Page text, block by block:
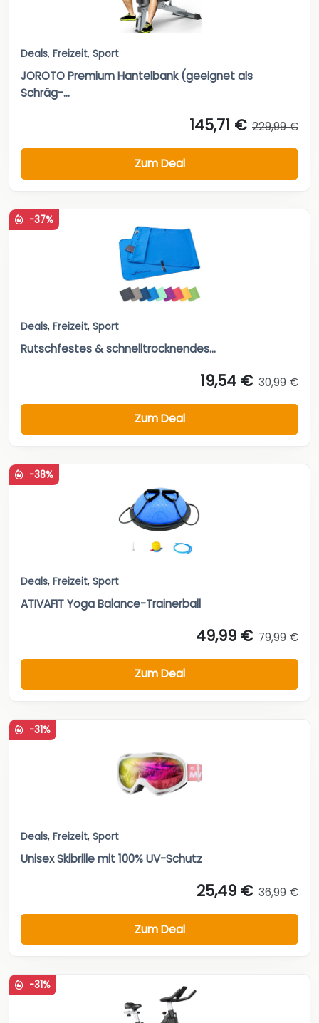
Deals, Freizeit, Sport
JOROTO Premium Hantelbank (geeignet als
Schräg-...
145,71 € 229,99 €
Zum Deal
-37%
Deals, Freizeit, Sport
Rutschfestes & schnelltrocknendes...
19,54 € 30,99 €
Zum Deal
-38%
Deals, Freizeit, Sport
ATIVAFIT Yoga Balance-Trainerball
49,99 € 79,99 €
Zum Deal
-31%
Deals, Freizeit, Sport
Unisex Skibrille mit 100% UV-Schutz
25,49 € 36,99 €
Zum Deal
-31%